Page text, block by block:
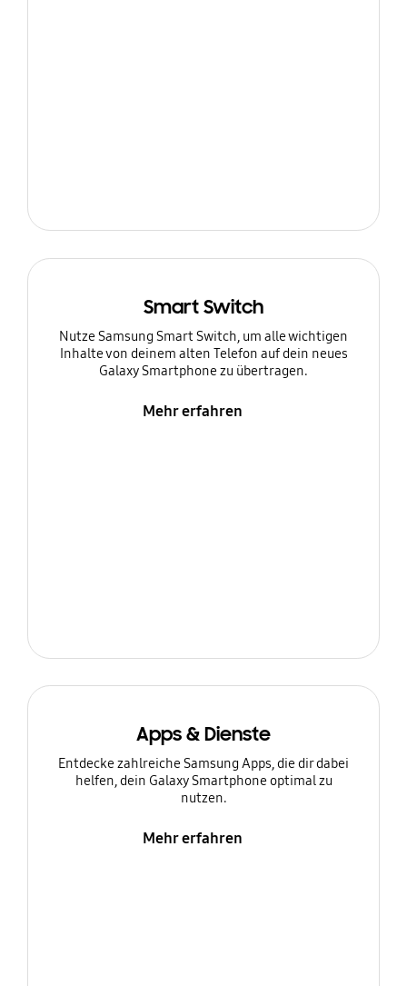
Smart Switch
Nutze Samsung Smart Switch, um alle wichtigen
Inhalte von deinem alten Telefon auf dein neues
Galaxy Smartphone zu übertragen.
Mehr erfahren
Apps & Dienste
Entdecke zahlreiche Samsung Apps, die dir dabei
helfen, dein Galaxy Smartphone optimal zu
nutzen.
Mehr erfahren